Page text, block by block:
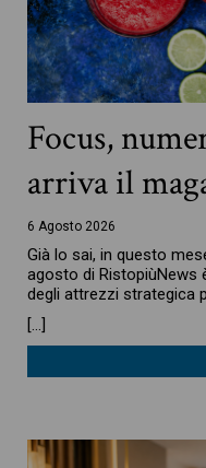
Focus,
arriva il
6 Agosto 2026
Già lo sai, in questo
agosto di RistopiùNews
degli attrezzi strategica
[…]